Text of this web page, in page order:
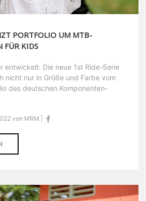
PORTFOLIO UM MTB-
FÜR KIDS
entwickelt: Die neue 1st Ride-Serie
nicht nur in Größe und Farbe vom
des deutschen Komponenten-
von MRM |